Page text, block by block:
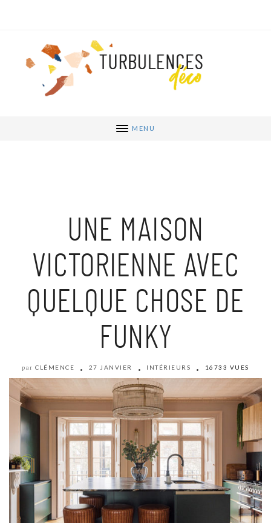
MENU
UNE MAISON
VICTORIENNE AVEC
QUELQUE CHOSE DE
FUNKY
par CLÉMENCE 27 JANVIER INTÉRIEURS 16733 VUES